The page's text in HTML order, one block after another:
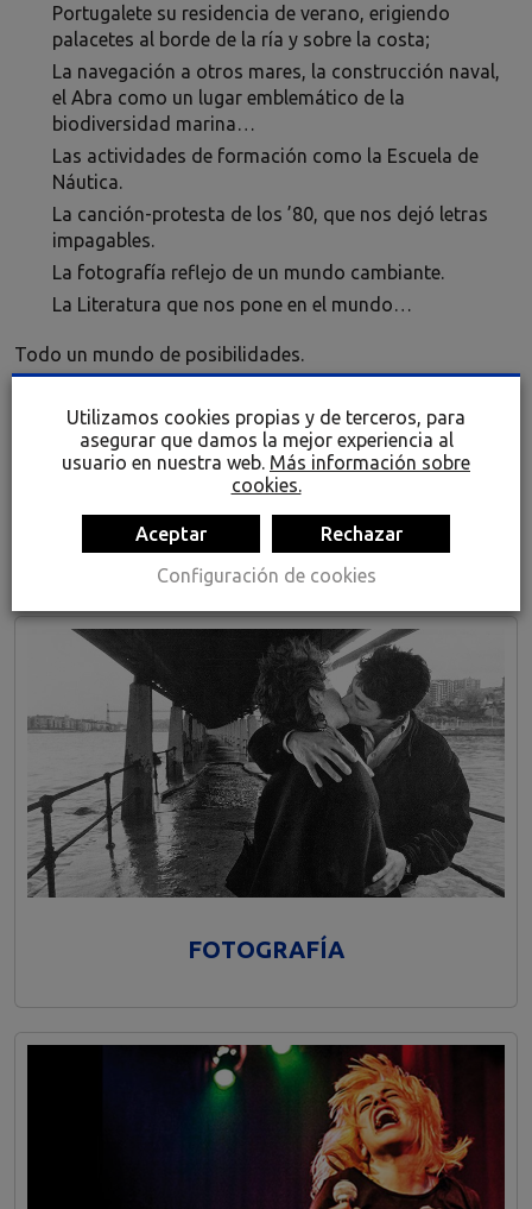
Portugalete su residencia de verano, erigiendo
palacetes al borde de la ría y sobre la costa;
La navegación a otros mares, la construcción naval,
el Abra como un lugar emblemático de la
biodiversidad marina…
Las actividades de formación como la Escuela de
Náutica.
La canción-protesta de los ’80, que nos dejó letras
impagables.
La fotografía reflejo de un mundo cambiante.
La Literatura que nos pone en el mundo…
Todo un mundo de posibilidades.
CONOCE MÁS SOBRE
PORTUGALETE
FOTOGRAFÍA
Utilizamos cookies propias y de terceros, para
asegurar que damos la mejor experiencia al
usuario en nuestra web. Más información sobre
cookies.
Aceptar
Rechazar
Configuración de cookies